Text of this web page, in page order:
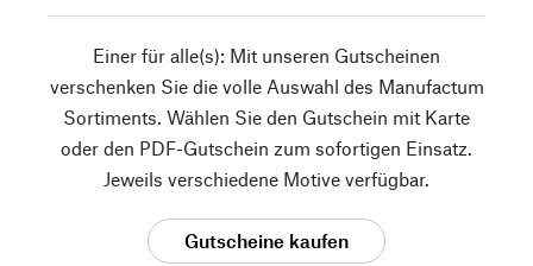
Einer für alle(s): Mit unseren Gutscheinen
verschenken Sie die volle Auswahl des Manufactum
Sortiments. Wählen Sie den Gutschein mit Karte
oder den PDF-Gutschein zum sofortigen Einsatz.
Jeweils verschiedene Motive verfügbar.
Gutscheine kaufen